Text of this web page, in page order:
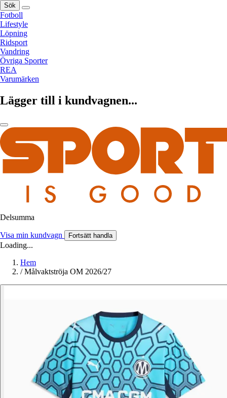
Sök
Fotboll
Lifestyle
Löpning
Ridsport
Vandring
Övriga Sporter
REA
Varumärken
Lägger till i kundvagnen...
Delsumma
Visa min kundvagn Fortsätt handla
Loading...
Hem
/ Målvaktströja OM 2026/27